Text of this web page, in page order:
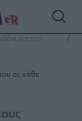
και τον
σε κάθε